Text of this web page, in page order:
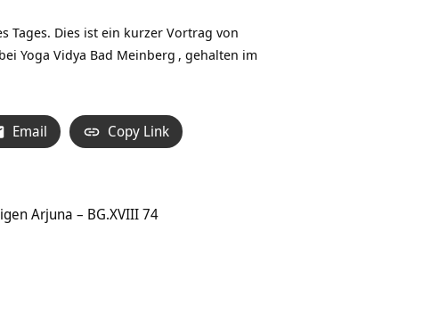
Tages. Dies ist ein kurzer Vortrag von
Yoga Vidya Bad Meinberg , gehalten im
Email Copy Link
Arjuna – BG.XVIII 74